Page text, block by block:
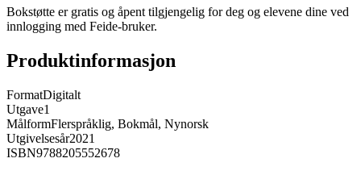
Bokstøtte er gratis og åpent tilgjengelig for deg og elevene dine ved
innlogging med Feide-bruker.
Produktinformasjon
FormatDigitalt
Utgave1
MålformFlerspråklig, Bokmål, Nynorsk
Utgivelsesår2021
ISBN9788205552678